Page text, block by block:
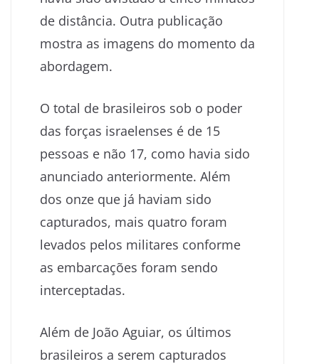
de distância. Outra publicação
mostra as imagens do momento da
abordagem.
O total de brasileiros sob o poder
das forças israelenses é de 15
pessoas e não 17, como havia sido
anunciado anteriormente. Além
dos onze que já haviam sido
capturados, mais quatro foram
levados pelos militares conforme
as embarcações foram sendo
interceptadas.
Além de João Aguiar, os últimos
brasileiros a serem capturados